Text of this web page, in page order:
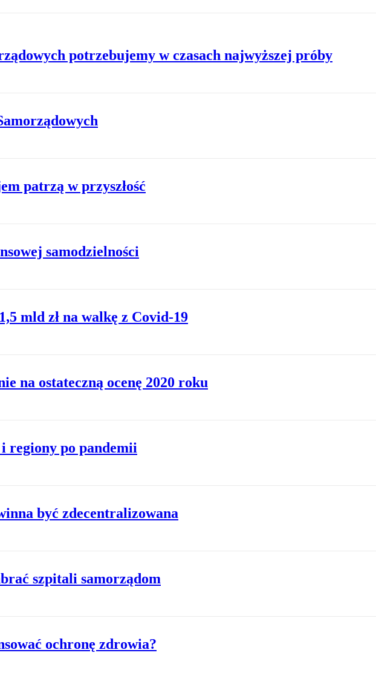
potrzebujemy w czasach najwyższej próby
patrzą w przyszłość
samodzielności
mld zł na walkę z Covid-19
na ostateczną ocenę 2020 roku
i regiony po pandemii
być zdecentralizowana
szpitali samorządom
ochronę zdrowia?